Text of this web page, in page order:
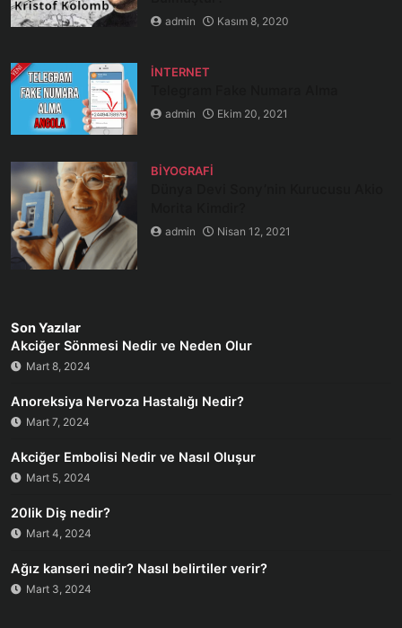
admin Kasım 8, 2020
İNTERNET
admin Ekim 20, 2021
BIYOGRAFI
admin Nisan 12, 2021
Son Yazılar
Akciğer Sönmesi Nedir ve Neden Olur
Mart 8, 2024
Anoreksiya Nervoza Hastalığı Nedir?
Mart 7, 2024
Akciğer Embolisi Nedir ve Nasıl Oluşur
Mart 5, 2024
20lik Diş nedir?
Mart 4, 2024
Ağız kanseri nedir? Nasıl belirtiler verir?
Mart 3, 2024